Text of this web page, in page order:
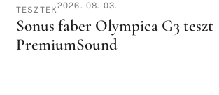
TESZTEK2026. 08. 03.
Sonus faber Olympica G3 teszt
PremiumSound